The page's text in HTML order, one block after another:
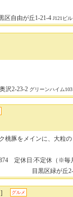
区自由が丘1-21-4 J121ビ
沢2-23-2 グリーンハイム103
桃豚をメインに、大粒
定休日:不定休（※毎
目黒区緑が丘
グルメ